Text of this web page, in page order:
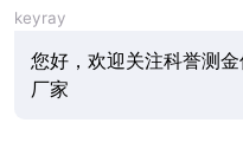
keyray
您好，欢迎关注科誉测金
厂家